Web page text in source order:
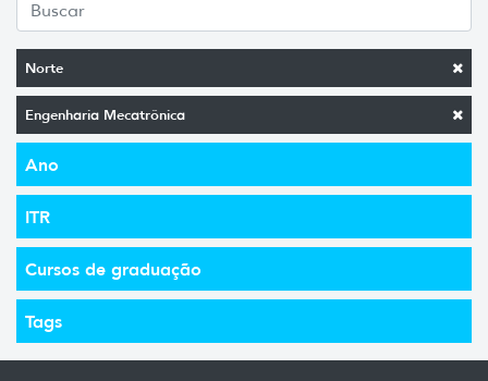
Norte
Engenharia Mecatrônica
Ano
ITR
Cursos de graduação
Tags